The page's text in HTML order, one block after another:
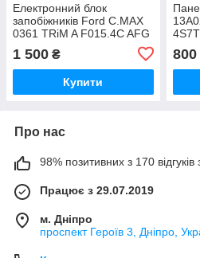
Електронний блок
запобіжників Ford C.MAX
0361 TRiM A F015.4C AFG
/ 0361TRiMAF0154CAFG /
3MST-14A073-DE-HIBH1 /
3MST14A073DEHIBH1
1 500 ₴
Купити
800
Про нас
98% позитивних з 170 відгуків
Працює з 29.07.2019
м. Дніпро
проспект Героїв 3, Дніпро,